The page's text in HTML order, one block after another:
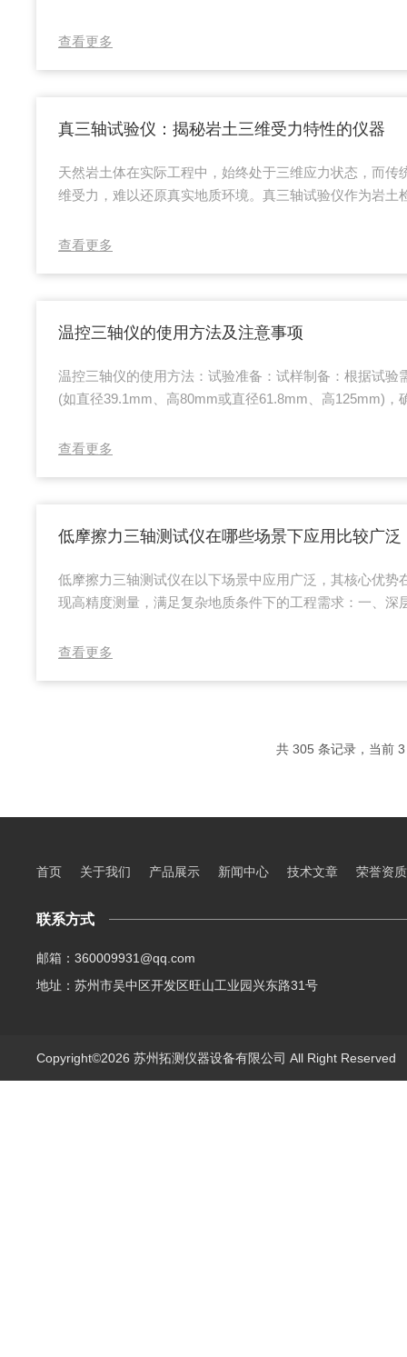
胶膜检查：检查乳胶膜是否完好，有无漏水、漏气现象。
查看更多
真三轴试验仪：揭秘岩土三维受力特性的仪器
天然岩土体在实际工程中，始终处于三维应力状态，而传
维受力，难以还原真实地质环境。真三轴试验仪作为岩土
力学特性，为复杂地质工程提供精准试验数据。真三轴试
查看更多
温控三轴仪的使用方法及注意事项
温控三轴仪的使用方法：试验准备：试样制备：根据试验
(如直径39.1mm、高80mm或直径61.8mm、高125mm)，
统是否正常工作。确认液压油位、油温、油液清洁度符合
查看更多
低摩擦力三轴测试仪在哪些场景下应用比较广泛
低摩擦力三轴测试仪在以下场景中应用广泛，其核心优势
现高精度测量，满足复杂地质条件下的工程需求：一、深
摩擦设计消除传统传感器因活塞杆摩擦导致的误差，轴向
查看更多
共 305 条记录，当前
首页 关于我们 产品展示 新闻中心 技术文章 荣誉资质
联系方式
邮箱：360009931@qq.com
地址：苏州市吴中区开发区旺山工业园兴东路31号
Copyright©2026 苏州拓测仪器设备有限公司 All Right